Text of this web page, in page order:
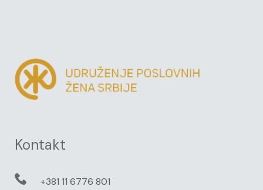
Kontakt
+381 11 6776 801